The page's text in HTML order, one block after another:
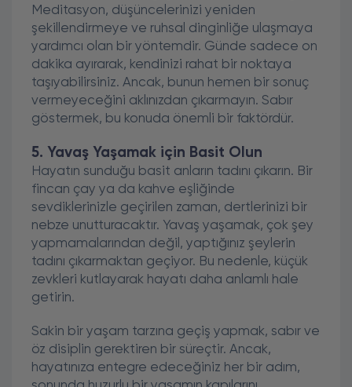
Meditasyon, düşüncelerinizi yeniden
şekillendirmeye ve ruhsal dinginliğe ulaşmaya
yardımcı olan bir yöntemdir. Günde sadece on
dakika ayırarak, kendinizi rahat bir noktaya
taşıyabilirsiniz. Ancak, bunun hemen bir sonuç
vermeyeceğini aklınızdan çıkarmayın. Sabır
göstermek, bu konuda önemli bir faktördür.
5. Yavaş Yaşamak için Basit Olun
Hayatın sunduğu basit anların tadını çıkarın. Bir
fincan çay ya da kahve eşliğinde
sevdiklerinizle geçirilen zaman, dertlerinizi bir
nebze unutturacaktır. Yavaş yaşamak, çok şey
yapmamalarından değil, yaptığınız şeylerin
tadını çıkarmaktan geçiyor. Bu nedenle, küçük
zevkleri kutlayarak hayatı daha anlamlı hale
getirin.
Sakin bir yaşam tarzına geçiş yapmak, sabır ve
öz disiplin gerektiren bir süreçtir. Ancak,
hayatınıza entegre edeceğiniz her bir adım,